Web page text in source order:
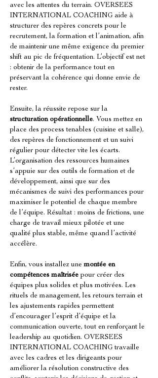
avec les attentes du terrain. OVERSEES
INTERNATIONAL COACHING aide à
structurer des repères concrets pour le
recrutement, la formation et l’animation, afin
de maintenir une même exigence du premier
shift au pic de fréquentation. L’objectif est net
: obtenir de la performance tout en
préservant la cohérence qui donne envie de
rester.
Ensuite, la réussite repose sur la
structuration opérationnelle. Vous mettez en
place des process tenables (cuisine et salle),
des repères de fonctionnement et un suivi
régulier pour détecter vite les écarts.
L’organisation des ressources humaines
s’appuie sur des outils de formation et de
développement, ainsi que sur des
mécanismes de suivi des performances pour
maximiser le potentiel de chaque membre
de l’équipe. Résultat : moins de frictions, une
charge de travail mieux pilotée et une
qualité plus stable, même quand l’activité
accélère.
Enfin, vous installez une montée en
compétences maîtrisée pour créer des
équipes plus solides et plus motivées. Les
rituels de management, les retours terrain et
les ajustements rapides permettent
d’encourager l’esprit d’équipe et la
communication ouverte, tout en renforçant le
leadership au quotidien. OVERSEES
INTERNATIONAL COACHING travaille
avec les cadres et les dirigeants pour
améliorer la résolution constructive des